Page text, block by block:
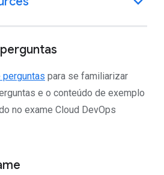
para se familiarizar
e o conteúdo de exemplo
no exame Cloud DevOps